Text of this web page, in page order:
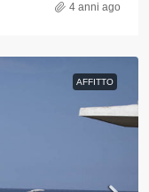
4 anni ago
AFFITTO